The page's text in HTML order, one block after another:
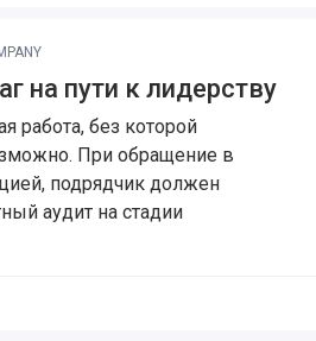
на пути к лидерству
работа, без которой
При обращение в
подрядчик должен
аудит на стадии